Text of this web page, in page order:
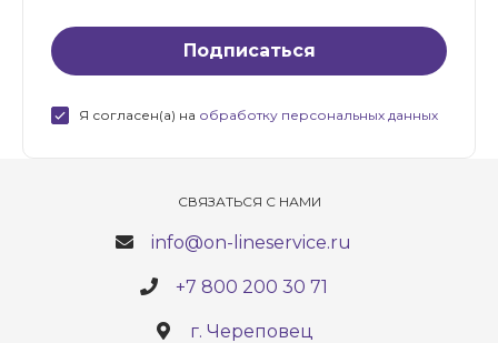
Я согласен(а) на обработку персональных данных
СВЯЗАТЬСЯ С НАМИ
info@on-lineservice.ru
+7 800 200 30 71
г. Череповец